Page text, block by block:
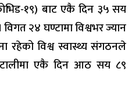
१९) बाट एकै दिन ३५ सय
२४ घण्टामा विश्वभर ज्यान
रहेको विश्व स्वास्थ्य संगठनले
एकै दिन आठ सय ८९